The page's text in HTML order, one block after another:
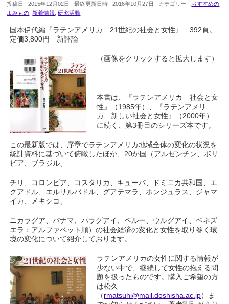
投稿日 : 2015年12月02日 最終更新日時 : 2016年10月27日 カテゴリー : おすすめの
よみもの 新着情報 ,研究活動
国本伊代編『ラテンアメリカ 21世紀の社会と女性』392頁。
定価3,800円 新評論
（画像をクリックすると拡大します）
本書は、『ラテンアメリカ 社会と女
性』（1985年）、『ラテンアメリ
カ 新しい社会と女性』（2000年）
に続く、第3冊目のシリーズ本です。
この最新版では、序章でラテンアメリカ地域全体の変化の状況を
統計資料に基づいて俯瞰したほか、 20か国（アルゼンチン、ボリ
ビア、ブラジル、
チリ、コロンビア、コスタリカ、キューバ、ドミニカ共和国、エ
クアドル、エルサルバドル、グアテマラ、ホンジュラス、ジャマ
イカ、メキシコ、
ニカラグア、パナマ、パラグアイ、ペルー、ウルグアイ、ベネズ
エラ：アルファベット順）の社会経済の変化と女性を取り巻く環
境の変化について紹介しております。
ラテンアメリカの女性に関する情報が
少ない中で、継続して女性の抱える問
題を扱ったものです。購入ご希望の方
は松久
（rmatsuhi@mail.doshisha.ac.jp）ま